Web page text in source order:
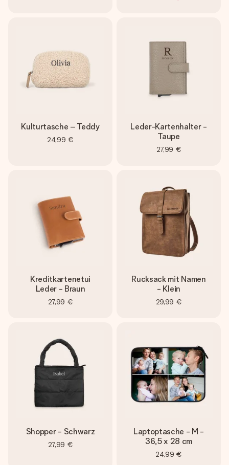
Kulturtasche – Teddy
24,99 €
Leder-Kartenhalter -
Taupe
27,99 €
Kreditkartenetui
Leder - Braun
27,99 €
Rucksack mit Namen
- Klein
29,99 €
Shopper - Schwarz
27,99 €
Laptoptasche - M -
36,5 x 28 cm
24,99 €